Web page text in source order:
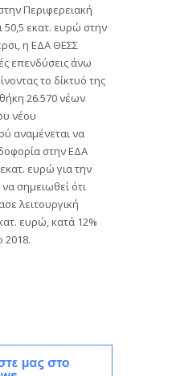
Περιφερειακή
50,5 εκατ. ευρώ στην
η ΕΔΑ ΘΕΣΣ
επενδύσεις άνω
το δίκτυό της
26.570 νέων
νέου
αναμένεται να
στην ΕΔΑ
ευρώ για την
σημειωθεί ότι
λειτουργική
ευρώ, κατά 12%
2018.